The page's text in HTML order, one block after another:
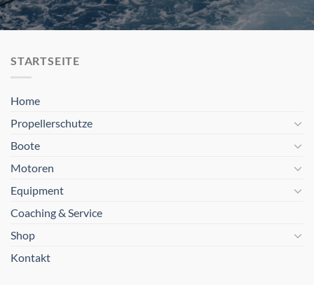
STARTSEITE
Home
Propellerschutze
Boote
Motoren
Equipment
Coaching & Service
Shop
Kontakt